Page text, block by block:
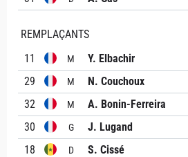
REMPLAÇANTS
11
M Y. Elbachir
29 M N. Couchoux
32 M A. Bonin-Ferreira
30 G
J. Lugand
18
D S. Cissé